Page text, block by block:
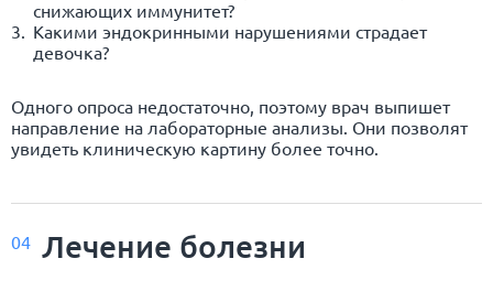
снижающих иммунитет?
Какими эндокринными нарушениями страдает
девочка?
Одного опроса недостаточно, поэтому врач выпишет
направление на лабораторные анализы. Они позволят
увидеть клиническую картину более точно.
04 Лечение болезни